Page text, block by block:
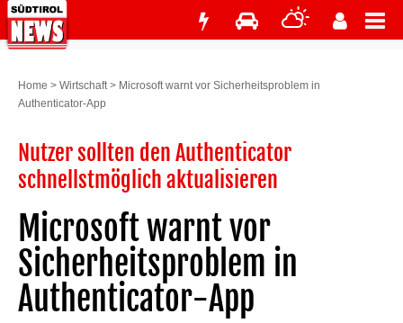
Home > Wirtschaft> Microsoft warnt vor Sicherheitsproblem in
Authenticator-App
Nutzer sollten den Authenticator
schnellstmöglich aktualisieren
Microsoft warnt vor
Sicherheitsproblem in
Authenticator-App